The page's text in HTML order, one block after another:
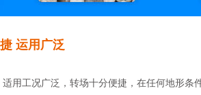
用广泛
况广泛，转场十分便捷，在任何地形条件